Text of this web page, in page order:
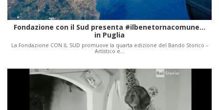
Fondazione con il Sud presenta #ilbenetornacomune...
in Puglia
La Fondazione CON IL SUD promuove la quarta edizione del Bando Storico –
Artistico e…